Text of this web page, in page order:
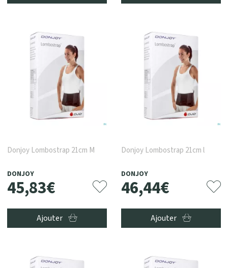
Donjoy Lombostrap 21cm M
DONJOY
45,83€
Ajouter
Donjoy Lombostrap 21cm l
DONJOY
46,44€
Ajouter